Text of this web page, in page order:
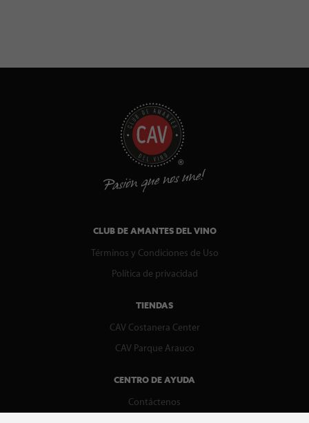
CLUB DE AMANTES DEL VINO
Términos y Condiciones de Uso
Política de privacidad
TIENDAS
CAV Costanera Center
CAV Parque Arauco
CENTRO DE AYUDA
Contáctenos